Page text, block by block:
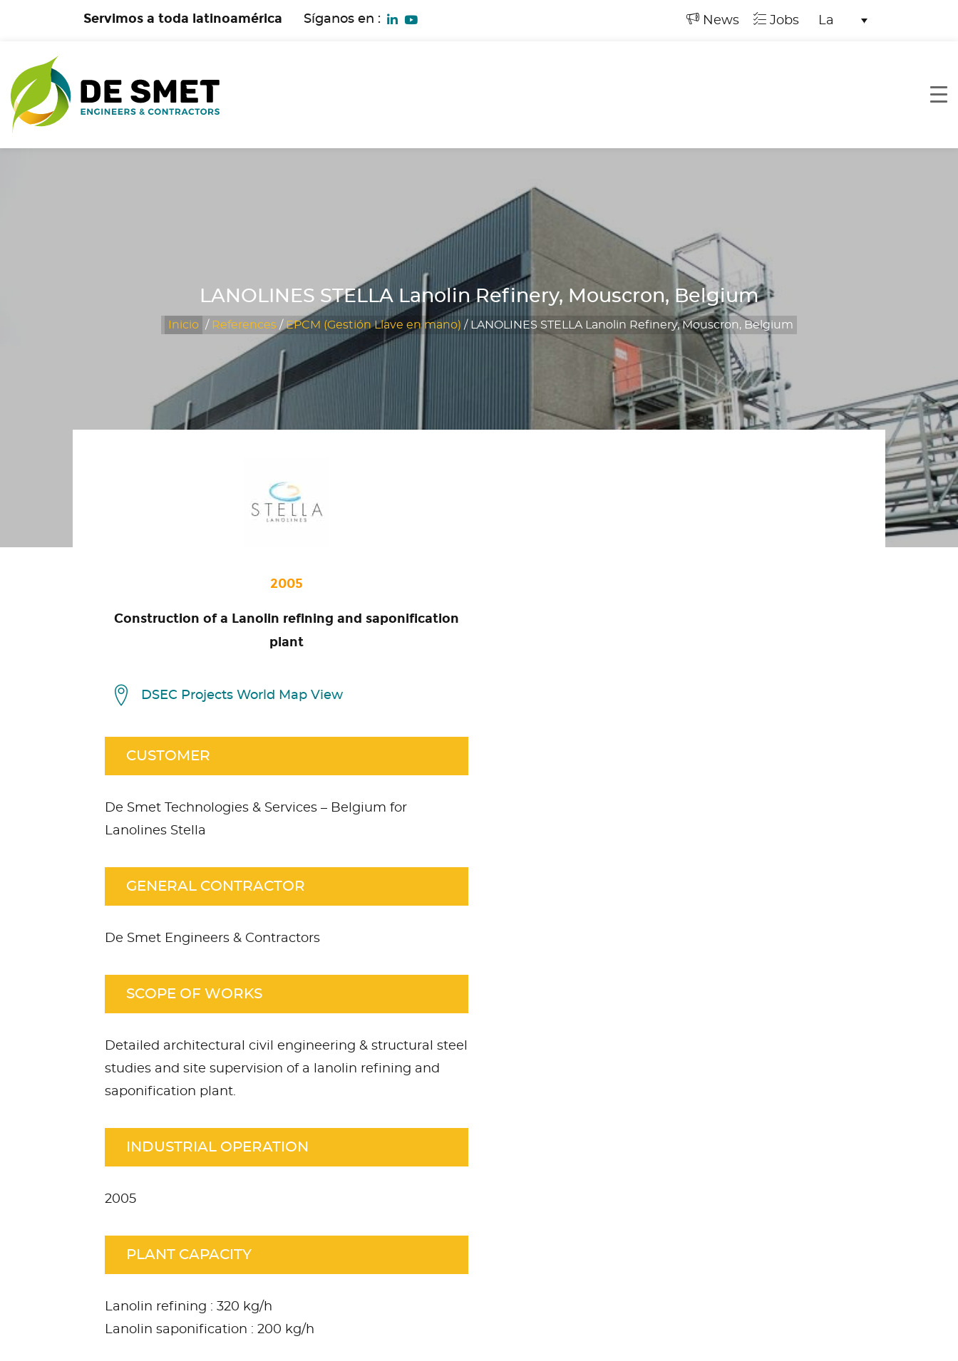
Servimos a toda latinoamérica Síganos en : News Jobs La
LANOLINES STELLA Lanolin Refinery, Mouscron, Belgium
Inicio / References / EPCM (Gestión Llave en mano) / LANOLINES STELLA Lanolin Refinery, Mouscron, Belgium
2005
Construction of a Lanolin refining and saponification
plant
DSEC Projects World Map View
CUSTOMER
De Smet Technologies & Services – Belgium for
Lanolines Stella
GENERAL CONTRACTOR
De Smet Engineers & Contractors
SCOPE OF WORKS
Detailed architectural civil engineering & structural steel
studies and site supervision of a lanolin refining and
saponification plant.
INDUSTRIAL OPERATION
2005
PLANT CAPACITY
Lanolin refining : 320 kg/h
Lanolin saponification : 200 kg/h